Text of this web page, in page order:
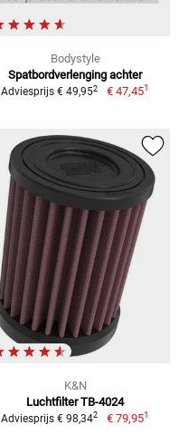
Bodystyle
Spatbordverlenging achter
Adviesprijs € 49,952 € 47,451
K&N
Luchtfilter TB-4024
Adviesprijs € 98,342 € 79,951